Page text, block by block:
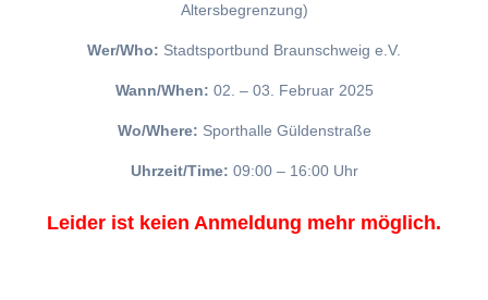
Altersbegrenzung)
Wer/Who: Stadtsportbund Braunschweig e.V.
Wann/When: 02. – 03. Februar 2025
Wo/Where: Sporthalle Güldenstraße
Uhrzeit/Time: 09:00 – 16:00 Uhr
Leider ist keien Anmeldung mehr möglich.